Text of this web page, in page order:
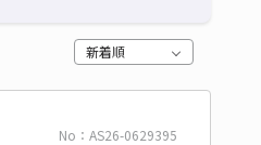
新着順
No：AS26-0629395